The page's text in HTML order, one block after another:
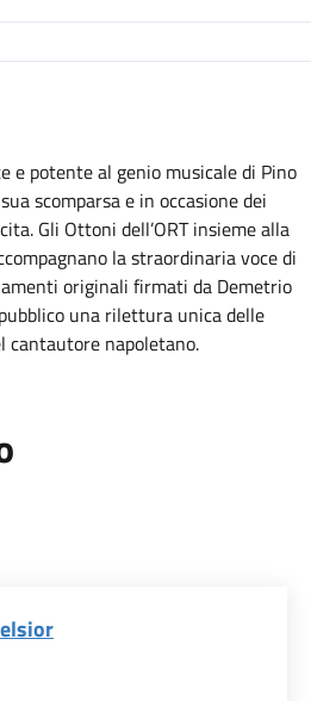
e potente al genio musicale di Pino
scomparsa e in occasione dei
Gli Ottoni dell’ORT insieme alla
la straordinaria voce di
originali firmati da Demetrio
una rilettura unica delle
cantautore napoletano.